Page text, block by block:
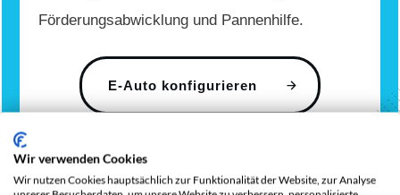
Förderungsabwicklung und Pannenhilfe.
E-Auto konfigurieren
Wir verwenden Cookies
Wir nutzen Cookies hauptsächlich zur Funktionalität der Website, zur Analyse